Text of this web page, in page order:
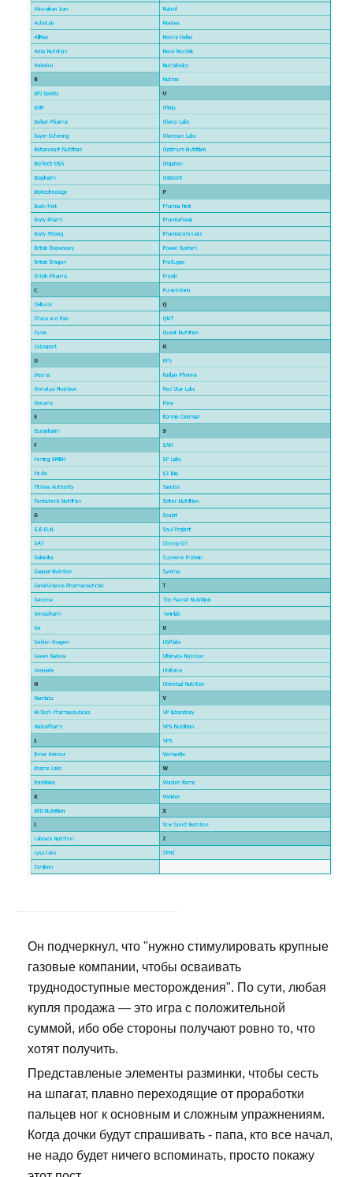
Он подчеркнул, что "нужно стимулировать крупные
газовые компании, чтобы осваивать
труднодоступные месторождения". По сути, любая
купля продажа — это игра с положительной
суммой, ибо обе стороны получают ровно то, что
хотят получить.
Представленые элементы разминки, чтобы сесть
на шпагат, плавно переходящие от проработки
пальцев ног к основным и сложным упражнениям.
Когда дочки будут спрашивать - папа, кто все начал,
не надо будет ничего вспоминать, просто покажу